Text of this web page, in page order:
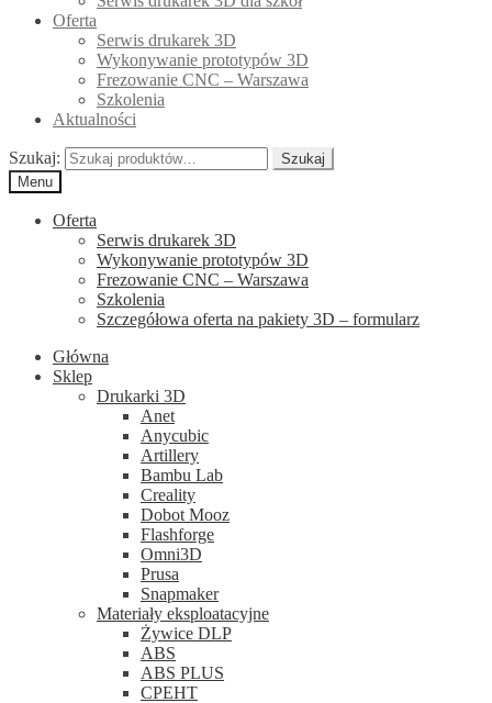
Oferta
Serwis drukarek 3D
Wykonywanie prototypów 3D
Frezowanie CNC – Warszawa
Szkolenia
Aktualności
Szukaj:
Szukaj
Menu
Oferta
Serwis drukarek 3D
Wykonywanie prototypów 3D
Frezowanie CNC – Warszawa
Szkolenia
Szczegółowa oferta na pakiety 3D – formularz
Główna
Sklep
Drukarki 3D
Anet
Anycubic
Artillery
Bambu Lab
Creality
Dobot Mooz
Flashforge
Omni3D
Prusa
Snapmaker
Materiały eksploatacyjne
Żywice DLP
ABS
ABS PLUS
CPEHT